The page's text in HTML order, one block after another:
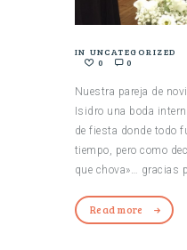
IN UNCATEGORIZED
0
0
Nuestra pareja de
Isidro una boda
de fiesta donde todo
tiempo, pero como
que chova»… gracias
Read more